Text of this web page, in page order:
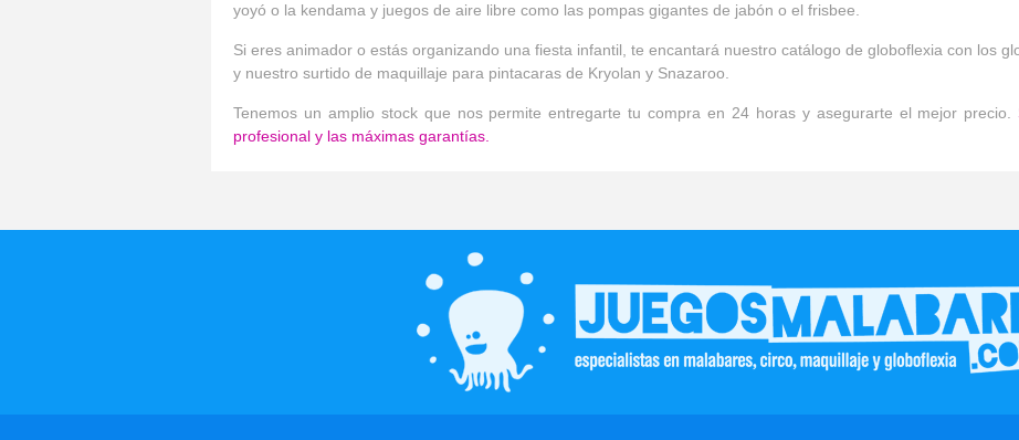
yoyó o la kendama y juegos de aire libre como las pompas gigantes de jabón o el frisbee.
Si eres animador o estás organizando una fiesta infantil, te encantará nuestro catálogo de globoflexia con los
y nuestro surtido de maquillaje para pintacaras de Kryolan y Snazaroo.
Tenemos un amplio stock que nos permite entregarte tu compra en 24 horas y asegurarte el mejor precio.
profesional y las máximas garantías.